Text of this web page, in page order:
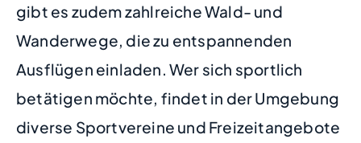
gibt es zudem zahlreiche Wald- und
Wanderwege, die zu entspannenden
Ausflügen einladen. Wer sich sportlich
betätigen möchte, findet in der Umgebung
diverse Sportvereine und Freizeitangebote